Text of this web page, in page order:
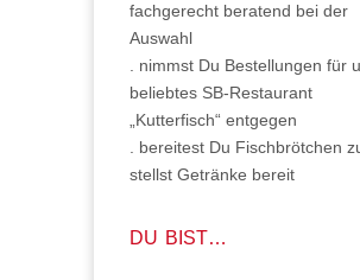
fachgerecht beratend bei der
Auswahl
. nimmst Du Bestellungen für
beliebtes SB-Restaurant
„Kutterfisch“ entgegen
. bereitest Du Fischbrötchen
stellst Getränke bereit
DU BIST…